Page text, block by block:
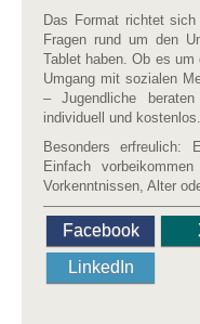
Das Format richtet
Fragen rund um den
Tablet haben. Ob es
Umgang mit sozialen
– Jugendliche
individuell und kostenlos.
Besonders erfreulich:
Einfach
Vorkenntnissen, Alter
Facebook
LinkedIn